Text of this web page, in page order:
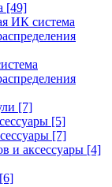
[49]
ИК система
[7]
[5]
[7]
и аксессуары [4]
[6]